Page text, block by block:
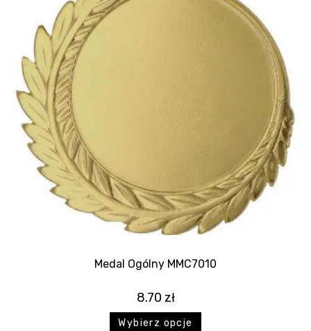
Medal Ogólny MMC7010
8.70 zł
Wybierz opcje